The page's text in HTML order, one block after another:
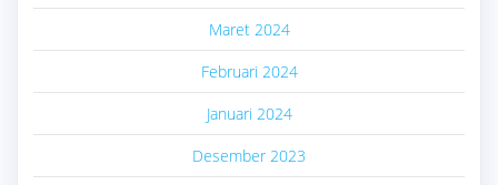
Maret 2024
Februari 2024
Januari 2024
Desember 2023